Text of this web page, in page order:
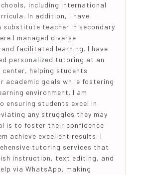
including international
In addition, I have
substitute teacher in secondary
I managed diverse
facilitated learning. I have
personalized tutoring at an
center, helping students
academic goals while fostering
environment. I am
ensuring students excel in
any struggles they may
is to foster their confidence
achieve excellent results. I
tutoring services that
instruction, text editing, and
via WhatsApp, making